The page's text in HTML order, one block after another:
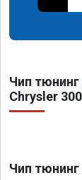
Чип
Chrysler
Чип тюнинг